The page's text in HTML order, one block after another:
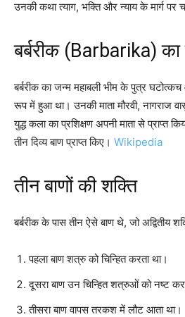
उनकी कथा त्याग, भक्ति और न्याय के मार्ग पर
बर्बरीक (Barbarika)
बर्बरीक का जन्म महाबली भीम के पुत्र
रूप में हुआ था। उनकी माता मौरवी, नागराज
युद्ध कला का प्रशिक्षण अपनी माता से प्राप्त
तीन दिव्य बाण प्राप्त किए। Wikipedia
तीन बाणों की शक्ति
बर्बरीक के पास तीन ऐसे बाण थे, जो अद्वितीय
पहला बाण शत्रु को चिन्हित करता था।
दूसरा बाण उन चिन्हित शत्रुओं को नष्ट
तीसरा बाण वापस तरकश में लौट आता था।